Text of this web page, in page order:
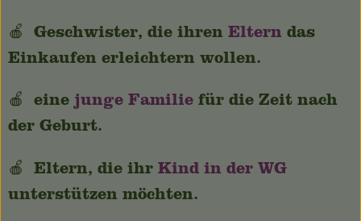
🍎 Geschwister, die ihren Eltern das
Einkaufen erleichtern wollen.
🍎 einejunge Familie für die Zeit nach
der Geburt.
🍎 Eltern, die ihr Kind in der WG
unterstützen möchten.